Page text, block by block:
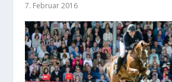
7. Februar 2016